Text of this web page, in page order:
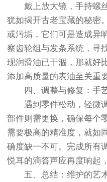
戴上放大镜，手持螺丝
犹如揭开古老宝藏的秘密
或污垢，它们可是造成异
察齿轮组与发条系统，寻
现润滑油已干涸，那就好
添加高质量的表油至关重要
四、调整与修复：手
遇到零件松动，轻微调
部件则需更换，确保每个
需要极高的精准度，就如
确度缺一不可。完成所有
悦耳的滴答声应再度响起
五、总结：维护的艺